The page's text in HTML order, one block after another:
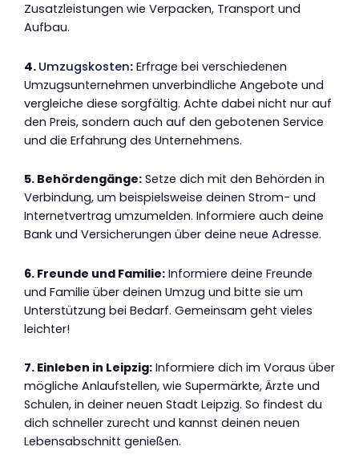
Zusatzleistungen wie Verpacken, Transport und
Aufbau.
4. Umzugskosten: Erfrage bei verschiedenen
Umzugsunternehmen unverbindliche Angebote und
vergleiche diese sorgfältig. Achte dabei nicht nur auf
den Preis, sondern auch auf den gebotenen Service
und die Erfahrung des Unternehmens.
5. Behördengänge: Setze dich mit den Behörden in
Verbindung, um beispielsweise deinen Strom- und
Internetvertrag umzumelden. Informiere auch deine
Bank und Versicherungen über deine neue Adresse.
6. Freunde und Familie: Informiere deine Freunde
und Familie über deinen Umzug und bitte sie um
Unterstützung bei Bedarf. Gemeinsam geht vieles
leichter!
7. Einleben in Leipzig: Informiere dich im Voraus über
mögliche Anlaufstellen, wie Supermärkte, Ärzte und
Schulen, in deiner neuen Stadt Leipzig. So findest du
dich schneller zurecht und kannst deinen neuen
Lebensabschnitt genießen.